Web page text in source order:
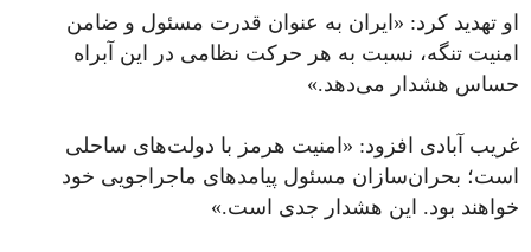
او تهدید کرد: «ایران به‌ عنوان قدرت مسئول و ضامن
امنیت تنگه، نسبت به هر حرکت نظامی در این آبراه
حساس هشدار می‌دهد.»
غریب آبادی افزود: «امنیت هرمز با دولت‌های ساحلی
است؛ بحران‌سازان مسئول پیامدهای ماجراجویی خود
خواهند بود. این هشدار جدی است.»